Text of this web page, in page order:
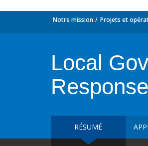
Notre mission Projets et
Local
RÉSUMÉ